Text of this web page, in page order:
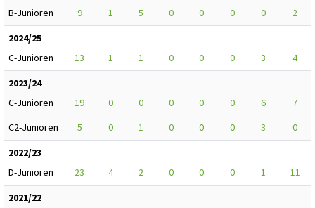
B-Junioren
9 1 5 0 0 0 0
2
2024/25
C-Junioren
13 1 1 0 0 0 3
4
2023/24
C-Junioren
19 0 0 0 0 0 6
7
C2-Junioren
5 0 1 0 0 0 3
0
2022/23
D-Junioren
23 4 2 0 0 0 1
11
2021/22